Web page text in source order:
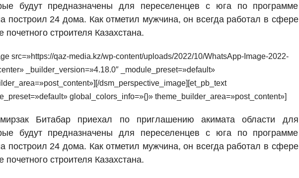
будут предназначены для переселенцев с юга по программе
построил 24 дома. Как отметил мужчина, он всегда работал в сфере
почетного строителя Казахстана.
src=»https://qaz-media.kz/wp-content/uploads/2022/10/WhatsApp-Image-2022-
_builder_version=»4.18.0″ _module_preset=»default»
dsm_perspective_image][et_pb_text
global_colors_info=»{}» theme_builder_area=»post_content»]
Битабар приехал по приглашению акимата области для
будут предназначены для переселенцев с юга по программе
построил 24 дома. Как отметил мужчина, он всегда работал в сфере
почетного строителя Казахстана.